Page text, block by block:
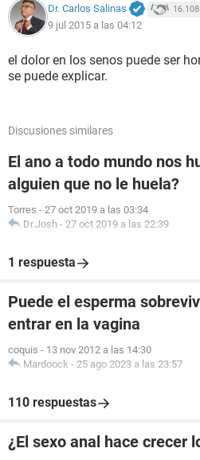
Dr. Carlos Salinas 16.108
9 jul 2015 a las 04:12
el dolor en los senos puede ser
se puede explicar.
Discusiones similares
El ano a todo mundo nos
alguien que no le huela?
Torres - 27 oct 2019 a las 03:34
Dr.Josh - 27 oct 2019 a las 22:39
1 respuesta
Puede el esperma
entrar en la vagina
coquis - 13 nov 2012 a las 14:30
Mardoock - 25 ago 2023 a las 23:57
110 respuestas
¿El sexo anal hace crecer